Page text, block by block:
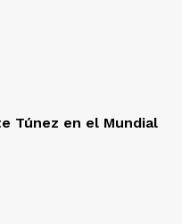
Túnez en el Mundial